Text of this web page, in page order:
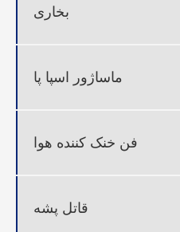
بخاری
ماساژور اسپا پا
فن خنک کننده هوا
قاتل پشه